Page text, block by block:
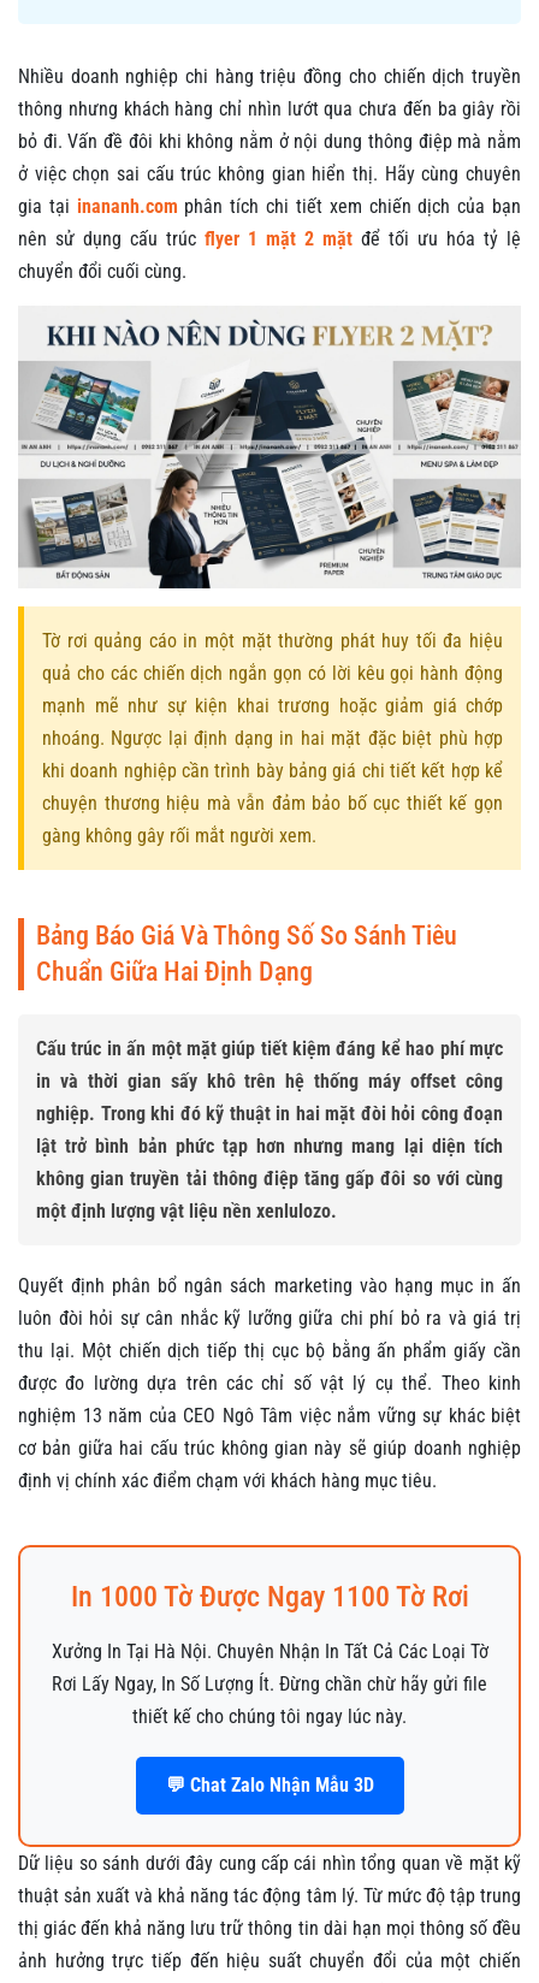
Nhiều doanh nghiệp chi hàng triệu đồng cho chiến dịch truyền
thông nhưng khách hàng chỉ nhìn lướt qua chưa đến ba giây rồi
bỏ đi. Vấn đề đôi khi không nằm ở nội dung thông điệp mà nằm
ở việc chọn sai cấu trúc không gian hiển thị. Hãy cùng chuyên
gia tại inananh.com phân tích chi tiết xem chiến dịch của bạn
nên sử dụng cấu trúc flyer 1 mặt 2 mặt để tối ưu hóa tỷ lệ
chuyển đổi cuối cùng.
Tờ rơi quảng cáo in một mặt thường phát huy tối đa hiệu
quả cho các chiến dịch ngắn gọn có lời kêu gọi hành động
mạnh mẽ như sự kiện khai trương hoặc giảm giá chớp
nhoáng. Ngược lại định dạng in hai mặt đặc biệt phù hợp
khi doanh nghiệp cần trình bày bảng giá chi tiết kết hợp kể
chuyện thương hiệu mà vẫn đảm bảo bố cục thiết kế gọn
gàng không gây rối mắt người xem.
Bảng Báo Giá Và Thông Số So Sánh Tiêu
Chuẩn Giữa Hai Định Dạng
Cấu trúc in ấn một mặt giúp tiết kiệm đáng kể hao phí mực
in và thời gian sấy khô trên hệ thống máy offset công
nghiệp. Trong khi đó kỹ thuật in hai mặt đòi hỏi công đoạn
lật trở bình bản phức tạp hơn nhưng mang lại diện tích
không gian truyền tải thông điệp tăng gấp đôi so với cùng
một định lượng vật liệu nền xenlulozo.
Quyết định phân bổ ngân sách marketing vào hạng mục in ấn
luôn đòi hỏi sự cân nhắc kỹ lưỡng giữa chi phí bỏ ra và giá trị
thu lại. Một chiến dịch tiếp thị cục bộ bằng ấn phẩm giấy cần
được đo lường dựa trên các chỉ số vật lý cụ thể. Theo kinh
nghiệm 13 năm của CEO Ngô Tâm việc nắm vững sự khác biệt
cơ bản giữa hai cấu trúc không gian này sẽ giúp doanh nghiệp
định vị chính xác điểm chạm với khách hàng mục tiêu.
In 1000 Tờ Được Ngay 1100 Tờ Rơi
Xưởng In Tại Hà Nội. Chuyên Nhận In Tất Cả Các Loại Tờ
Rơi Lấy Ngay, In Số Lượng Ít. Đừng chần chừ hãy gửi file
thiết kế cho chúng tôi ngay lúc này.
💬 Chat Zalo Nhận Mẫu 3D
Dữ liệu so sánh dưới đây cung cấp cái nhìn tổng quan về mặt kỹ
thuật sản xuất và khả năng tác động tâm lý. Từ mức độ tập trung
thị giác đến khả năng lưu trữ thông tin dài hạn mọi thông số đều
ảnh hưởng trực tiếp đến hiệu suất chuyển đổi của một chiến